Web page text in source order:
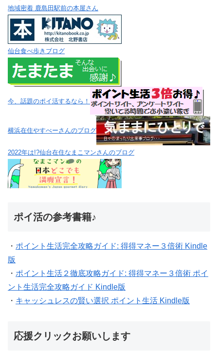
地域密着 鹿島田駅前の本屋さん
仙台食べ歩きブログ
今、話題のポイ活するなら！
横浜在住やすべーさんのブログ
2022年は!?仙台在住なまこマンさんのブログ
ポイ活の参考書籍♪
・ ポイント生活完全攻略ガイド: 得得マネー３倍術 Kindle
版
・ ポイント生活２徹底攻略ガイド: 得得マネー３倍術 ポイ
ント生活完全攻略ガイド Kindle版
・ キャッシュレスの賢い選択 ポイント生活 Kindle版
応援クリックお願いします